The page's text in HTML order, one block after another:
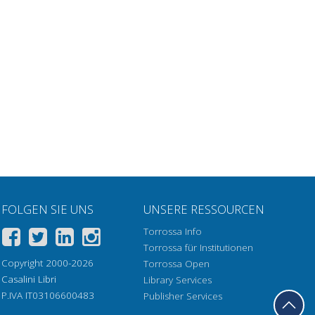
FOLGEN SIE UNS
Copyright 2000-2026
Casalini Libri
P.IVA IT03106600483
UNSERE RESSOURCEN
Torrossa Info
Torrossa für Institutionen
Torrossa Open
Library Services
Publisher Services